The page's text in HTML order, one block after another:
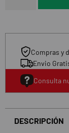
Compras y
Envio
Consulta
DESCRIPCIÓN